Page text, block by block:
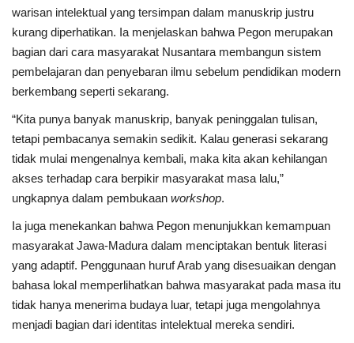
warisan intelektual yang tersimpan dalam manuskrip justru
kurang diperhatikan. Ia menjelaskan bahwa Pegon merupakan
bagian dari cara masyarakat Nusantara membangun sistem
pembelajaran dan penyebaran ilmu sebelum pendidikan modern
berkembang seperti sekarang.
“Kita punya banyak manuskrip, banyak peninggalan tulisan,
tetapi pembacanya semakin sedikit. Kalau generasi sekarang
tidak mulai mengenalnya kembali, maka kita akan kehilangan
akses terhadap cara berpikir masyarakat masa lalu,”
ungkapnya dalam pembukaan workshop.
Ia juga menekankan bahwa Pegon menunjukkan kemampuan
masyarakat Jawa-Madura dalam menciptakan bentuk literasi
yang adaptif. Penggunaan huruf Arab yang disesuaikan dengan
bahasa lokal memperlihatkan bahwa masyarakat pada masa itu
tidak hanya menerima budaya luar, tetapi juga mengolahnya
menjadi bagian dari identitas intelektual mereka sendiri.